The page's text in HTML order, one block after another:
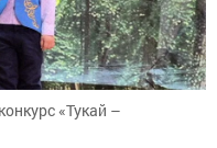
«Тукай –